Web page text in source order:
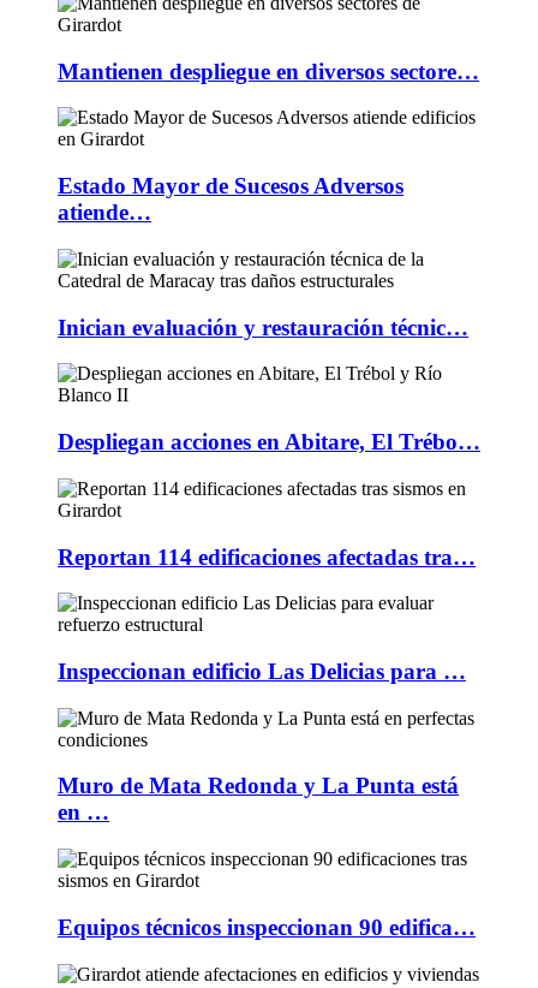
Mantienen despliegue en diversos sectore…
Estado Mayor de Sucesos Adversos
atiende…
Inician evaluación y restauración técnic…
Despliegan acciones en Abitare, El Trébo…
Reportan 114 edificaciones afectadas tra…
Inspeccionan edificio Las Delicias para …
Muro de Mata Redonda y La Punta está
en …
Equipos técnicos inspeccionan 90 edifica…